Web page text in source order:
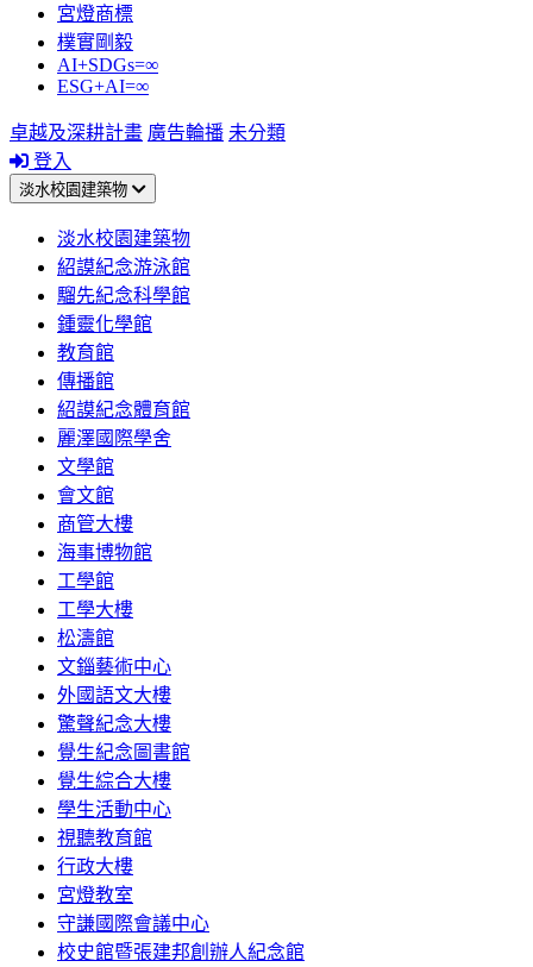
宮燈商標
樸實剛毅
AI+SDGs=∞
ESG+AI=∞
卓越及深耕計畫 廣告輪播 未分類
登入
淡水校園建築物
淡水校園建築物
紹謨紀念游泳館
騮先紀念科學館
鍾靈化學館
教育館
傳播館
紹謨紀念體育館
麗澤國際學舍
文學館
會文館
商管大樓
海事博物館
工學館
工學大樓
松濤館
文錙藝術中心
外國語文大樓
驚聲紀念大樓
覺生紀念圖書館
覺生綜合大樓
學生活動中心
視聽教育館
行政大樓
宮燈教室
守謙國際會議中心
校史館暨張建邦創辦人紀念館